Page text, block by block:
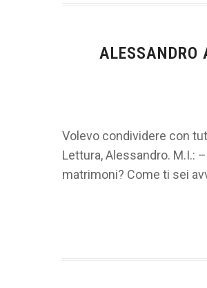
Volevo condividere con
Lettura, Alessandro. M.I.:
matrimoni? Come ti sei